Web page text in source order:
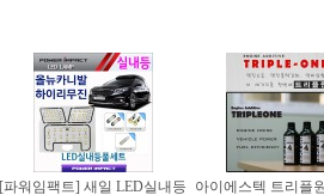
[파워임팩트] 새일 LED실내등 아이에스텍 트리플